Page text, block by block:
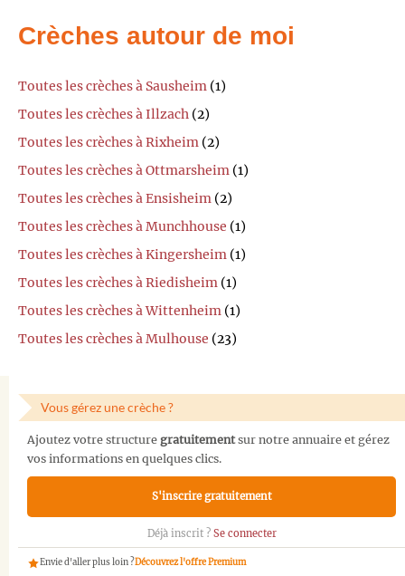
Crèches autour de moi
Toutes les crèches à Sausheim (1)
Toutes les crèches à Illzach (2)
Toutes les crèches à Rixheim (2)
Toutes les crèches à Ottmarsheim (1)
Toutes les crèches à Ensisheim (2)
Toutes les crèches à Munchhouse (1)
Toutes les crèches à Kingersheim (1)
Toutes les crèches à Riedisheim (1)
Toutes les crèches à Wittenheim (1)
Toutes les crèches à Mulhouse (23)
Vous gérez une crèche ?
Ajoutez votre structure gratuitementsur notre annuaire et gérez
vos informations en quelques clics.
S'inscrire gratuitement
Déjà inscrit ? Se connecter
Envie d'aller plus loin ?Découvrez l'offre Premium